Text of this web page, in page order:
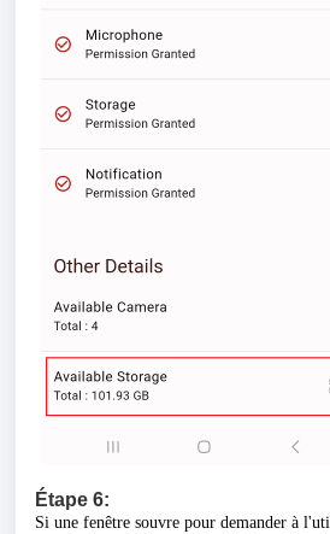
Étape 6:
Si une fenêtre souvre pour demander à